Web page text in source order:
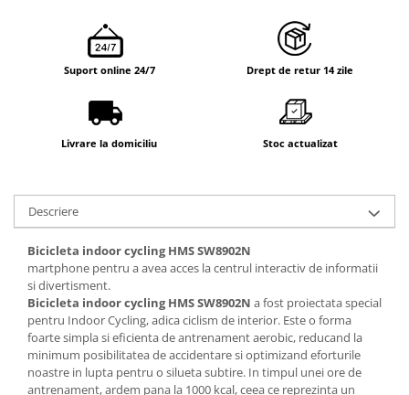
Suport online 24/7 Drept de retur 14 zile
Livrare la domiciliu Stoc actualizat
Descriere
Bicicleta indoor cycling HMS SW8902N
martphone pentru a avea acces la centrul interactiv de informatii
si divertisment.
Bicicleta indoor cycling HMS SW8902N a fost proiectata special
pentru Indoor Cycling, adica ciclism de interior. Este o forma
foarte simpla si eficienta de antrenament aerobic, reducand la
minimum posibilitatea de accidentare si optimizand eforturile
noastre in lupta pentru o silueta subtire. In timpul unei ore de
antrenament, ardem pana la 1000 kcal, ceea ce reprezinta un